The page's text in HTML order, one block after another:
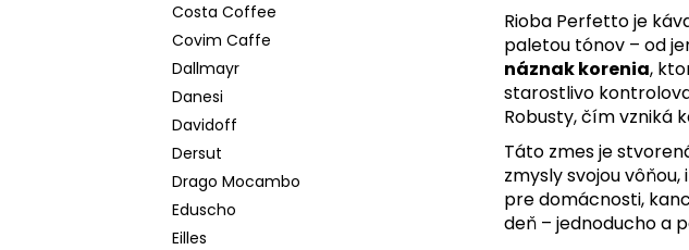
Costa Coffee
Covim Caffe
Dallmayr
Danesi
Davidoff
Dersut
Drago Mocambo
Eduscho
Eilles
Rioba Perfetto je
paletou tónov – od
náznak korenia,
starostlivo
Robusty, čím vzniká
Táto zmes je
zmysly svojou
pre domácnosti,
deň – jednoducho a